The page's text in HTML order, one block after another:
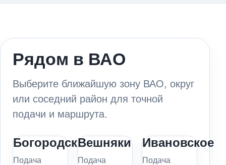
Рядом в ВАО
Выберите ближайшую зону ВАО, округ
или соседний район для точной
подачи и маршрута.
Богородское
Подача
Вешняки
Подача
Ивановское
Подача